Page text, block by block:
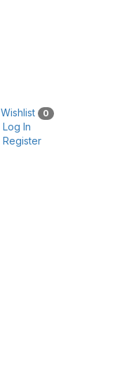
Wishlist 0
Log In
Register